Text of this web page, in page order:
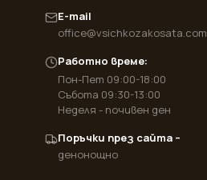
E-mail
office@vsichkozakosata.com
Работно време:
Пон-Пет 09:00-18:00
Събота 09:30-13:00
Неделя - почивен ден
Поръчки през сайта –
денонощно